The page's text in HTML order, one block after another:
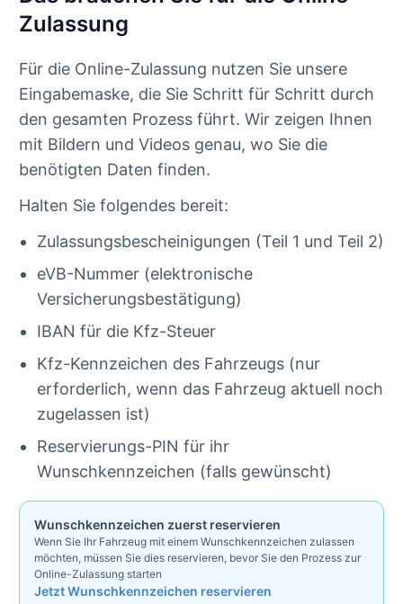
Zulassung
Für die Online-Zulassung nutzen Sie unsere
Eingabemaske, die Sie Schritt für Schritt durch
den gesamten Prozess führt. Wir zeigen Ihnen
mit Bildern und Videos genau, wo Sie die
benötigten Daten finden.
Halten Sie folgendes bereit:
Zulassungsbescheinigungen (Teil 1 und Teil 2)
eVB-Nummer (elektronische
Versicherungsbestätigung)
IBAN für die Kfz-Steuer
Kfz-Kennzeichen des Fahrzeugs (nur
erforderlich, wenn das Fahrzeug aktuell noch
zugelassen ist)
Reservierungs-PIN für ihr
Wunschkennzeichen (falls gewünscht)
Wunschkennzeichen zuerst reservieren
Wenn Sie Ihr Fahrzeug mit einem Wunschkennzeichen zulassen
möchten, müssen Sie dies reservieren, bevor Sie den Prozess zur
Online-Zulassung starten
Jetzt Wunschkennzeichen reservieren